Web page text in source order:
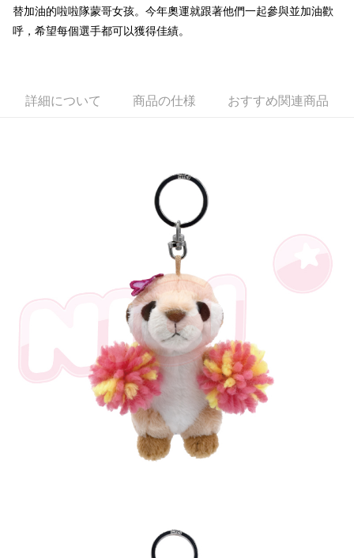
す。
4.ご注文が完了すると、携帯に支払い通知のSMSが届きます。アプリ会員
の場合は、AFTEE アプリプッシュ通知が届きます。
代金納付期限は最短で 14 日以内ですので、ご注意ください。AFTEE アプ
とに計算されます。AFTEEで注文すると、商品を受け取るまで支払い期限
を延長できますが、商品を期限内に受け取れない場合があります（例：予
約商品や商品到着日が比較的遅い商品）。そのため、商品到着の有無に関
わらず、AFTEEで指定された期限内にお支払いください。
1.初回 AFTEEを ご利用の際に、認証結果及び当社の審査の結果に基づ
き、限度額が設定されます。
2.決済金額は最低NT$20です。
3.現在、台湾の会員のみご利用いただけます。
三、利用規約「AFTEE代金後払い」（以下当サービスという）はネットプ
ロテクションズ（以下 AFTEE という）が提供し、AFTEEが代金を徴収し
ます。当サービスご利用の際に提供しなければならない個人情報（注文者
の氏名、電話番号、受取人の氏名、電話番号、受取人住所を含むがこれに
限らない）は、AFTEEに渡され当サービスで必要な範囲内で利用されま
す。AFTEEの個人情報の収集、処理、利用について、詳細はAFTEE公式ホ
ームページの『個人情報の収集、処理及び利用に関する声明』をご参照く
https://aftee.tw/privacypolicy/）。
個人情報の処理、利用について疑問がある、または関連する法律の権利を
行使したい場合は、ネットプロテクションズ
全家付款取貨
配送毎にNT$100、NT$490以上で送料無料
替加油的啦啦隊蒙哥女孩。今年奧運就跟著他們一起參與並加油歡
呼，希望每個選手都可以獲得佳績。
詳細について 商品の仕様 おすすめ関連商品